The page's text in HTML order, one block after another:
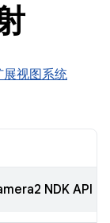
展视图系统
NDK API